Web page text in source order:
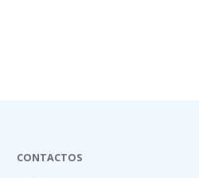
CONTACTOS